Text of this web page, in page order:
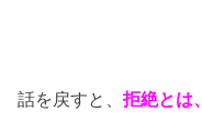
話を戻すと、拒絶とは、